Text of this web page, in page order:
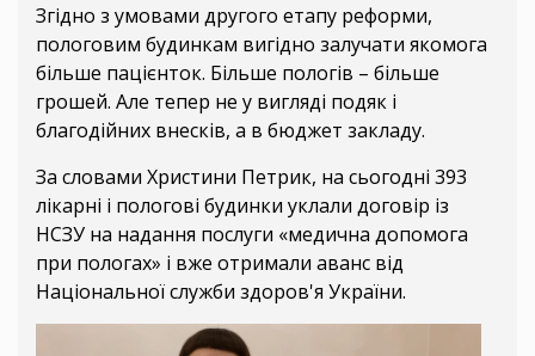
Згідно з умовами другого етапу реформи,
пологовим будинкам вигідно залучати якомога
більше пацієнток. Більше пологів – більше
грошей. Але тепер не у вигляді подяк і
благодійних внесків, а в бюджет закладу.
За словами Христини Петрик, на сьогодні 393
лікарні i пологові будинки уклали договір із
НСЗУ на надання послуги «медична допомога
при пологах» і вже отримали аванс від
Національної служби здоров'я України.